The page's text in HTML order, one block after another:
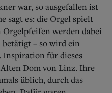
war, so ausgefallen ist
sagt es: die Orgel spielt
werden dabei
– so wird ein
Inspiration für dieses
Dom von Linz. Ihre
üblich, durch das